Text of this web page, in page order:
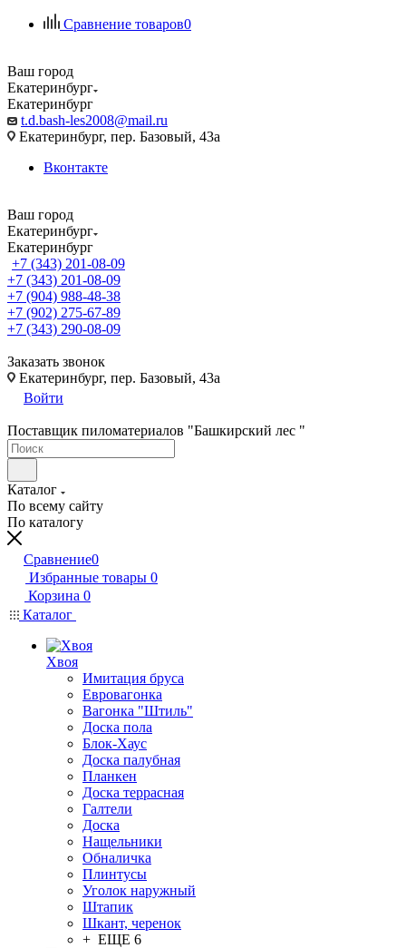
Сравнение товаров0
Ваш город
Екатеринбург
Екатеринбург
t.d.bash-les2008@mail.ru
Екатеринбург, пер. Базовый, 43а
Вконтакте
Ваш город
Екатеринбург
Екатеринбург
+7 (343) 201-08-09
+7 (343) 201-08-09
+7 (904) 988-48-38
+7 (902) 275-67-89
+7 (343) 290-08-09
Заказать звонок
Екатеринбург, пер. Базовый, 43а
Войти
Поставщик пиломатериалов "Башкирский лес "
Каталог
По всему сайту
По каталогу
Сравнение0
Избранные товары 0
Корзина 0
Каталог
Хвоя
Имитация бруса
Евровагонка
Вагонка "Штиль"
Доска пола
Блок-Хаус
Доска палубная
Планкен
Доска террасная
Галтели
Доска
Нащельники
Обналичка
Плинтусы
Уголок наружный
Штапик
Шкант, черенок
+ ЕЩЕ 6